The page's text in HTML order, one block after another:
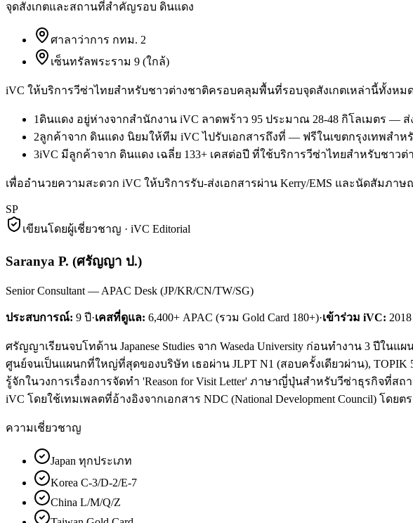
จุดสังเกตและสถานที่สำคัญรอบ ดินแดง
ศาลาว่าการ กทม. 2
เซ็นทรัลพระราม 9 (ใกล้)
iVC ให้บริการวีซ่าไทยสำหรับชาวต่างชาติครอบคลุมพื้นที่รอบจุดสังเกตเหล่านี้ทั้งหม
1ดินแดง อยู่ห่างจากสำนักงาน iVC ลาดพร้าว 95 ประมาณ 28-48 กิโลเมตร — ส่
2ลูกค้าจาก ดินแดง นิยมให้ทีม iVC ไปรับเอกสารถึงที่ — ฟรีในเขตกรุงเทพสำห
3iVC มีลูกค้าจาก ดินแดง เฉลี่ย 133+ เคสต่อปี ที่ใช้บริการวีซ่าไทยสำหรับชาว
เพื่ออำนวยความสะดวก iVC ให้บริการรับ-ส่งเอกสารผ่าน Kerry/EMS และนัดสัมภา
SP
เขียนโดยผู้เชี่ยวชาญ · iVC Editorial
Saranya P. (ศรัญญา ป.)
Senior Consultant — APAC Desk (JP/KR/CN/TW/SG)
ประสบการณ์: 9 ปี·เคสที่ดูแล: 6,400+ APAC (รวม Gold Card 180+)·เข้าร่วม iVC: 2018
ศรัญญาเรียนจบโทด้าน Japanese Studies จาก Waseda University ก่อนทำงาน 3 ปีในแ
ศูนย์จนเป็นแผนกที่ใหญ่ที่สุดของบริษัท เธอผ่าน JLPT N1 (สอบครั้งเดียวผ่าน),
รู้จักในวงการเรื่องการจัดทำ 'Reason for Visit Letter' ภาษาญี่ปุ่นสำหรับวีซ่าธุรกิจที่สถ
iVC โดยใช้เทมเพลตที่อ้างอิงจากเอกสาร NDC (National Development Council) โดยตร
ความเชี่ยวชาญ
Japan ทุกประเภท
Korea C-3/D-2/E-7
China L/M/Q/Z